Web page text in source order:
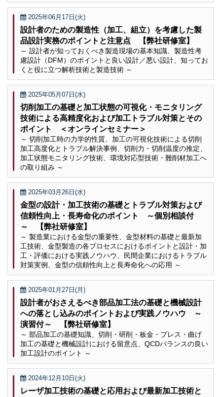
2025年06月17日(火)
設計者のための製造性（加工、組立）を考慮した製
品設計実務のポイントと注意点 【弊社研修室】
～ 設計者が知っておくべき製造現場の基本知識、製造性考
慮設計（DFM）のポイントと良い設計／悪い設計、知ってお
くと役に立つ解析技術と製造技術 ～
2025年05月07日(水)
切削加工の基礎と加工状態の可視化・モニタリング
技術による高精度化および加工トラブル対策とその
ポイント ＜オンラインセミナー＞
～ 切削加工時の力学的性質、加工の可視化技術による切削
加工高度化とトラブル解決事例、切削力・切削温度の推定、
加工状態モニタリング技術、環境対応型技術・難削材加工へ
の取り組み ～
2025年03月26日(水)
金型の設計・加工技術の基礎とトラブル対策および
信頼性向上・長寿命化のポイント ～個別相談付
～ 【弊社研修室】
～ 製造業における金型の重要性、金型材料の基礎と最新加
工技術、金型製造の各プロセスにおけるポイントと設計・加
工・評価における実践ノウハウ、民間企業におけるトラブル
対策実例、金型の信頼性向上と長寿命化への応用 ～
2025年01月27日(月)
設計者がおさえるべき部品加工法の基礎と機械設計
への落とし込みのポイントおよび実践ノウハウ ～
演習付～ 【弊社研修室】
～ 部品加工の基礎知識、切削・研削・板金・プレス・曲げ
加工の基礎と機械設計における留意点、QCDバランスの良い
加工設計のポイント ～
2024年12月10日(火)
レーザ加工技術の基礎と応用および最新加工技術と